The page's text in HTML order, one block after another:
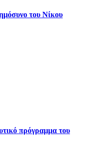
του Νίκου
πρόγραμμα του